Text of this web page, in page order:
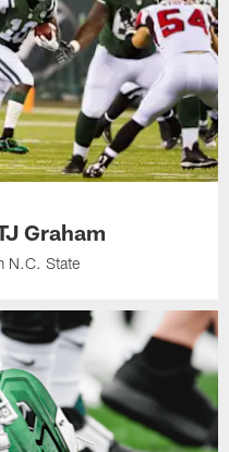
Graham
N.C. State